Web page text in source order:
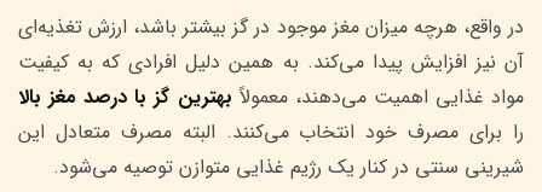
در واقع، هرچه میزان مغز موجود در گز بیشتر باشد، ارزش تغذیه‌ای
آن نیز افزایش پیدا می‌کند. به همین دلیل افرادی که به کیفیت
مواد غذایی اهمیت می‌دهند، معمولاً بهترین گز با درصد مغز بالا
را برای مصرف خود انتخاب می‌کنند. البته مصرف متعادل این
شیرینی سنتی در کنار یک رژیم غذایی متوازن توصیه می‌شود.